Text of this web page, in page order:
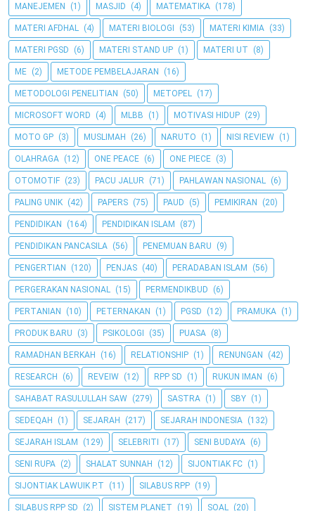
MANEJEMEN (1) MASJID (4) MATEMATIKA (178)
MATERI AFDHAL (4) MATERI BIOLOGI (53) MATERI KIMIA (33)
MATERI PGSD (6) MATERI STAND UP (1) MATERI UT (8)
ME (2) METODE PEMBELAJARAN (16)
METODOLOGI PENELITIAN (50) METOPEL (17)
MICROSOFT WORD (4) MLBB (1) MOTIVASI HIDUP (29)
MOTO GP (3) MUSLIMAH (26) NARUTO (1) NISI REVIEW (1)
OLAHRAGA (12) ONE PEACE (6) ONE PIECE (3)
OTOMOTIF (23) PACU JALUR (71) PAHLAWAN NASIONAL (6)
PALING UNIK (42) PAPERS (75) PAUD (5) PEMIKIRAN (20)
PENDIDIKAN (164) PENDIDIKAN ISLAM (87)
PENDIDIKAN PANCASILA (56) PENEMUAN BARU (9)
PENGERTIAN (120) PENJAS (40) PERADABAN ISLAM (56)
PERGERAKAN NASIONAL (15) PERMENDIKBUD (6)
PERTANIAN (10) PETERNAKAN (1) PGSD (12) PRAMUKA (1)
PRODUK BARU (3) PSIKOLOGI (35) PUASA (8)
RAMADHAN BERKAH (16) RELATIONSHIP (1) RENUNGAN (42)
RESEARCH (6) REVEIW (12) RPP SD (1) RUKUN IMAN (6)
SAHABAT RASULULLAH SAW (279) SASTRA (1) SBY (1)
SEDEQAH (1) SEJARAH (217) SEJARAH INDONESIA (132)
SEJARAH ISLAM (129) SELEBRITI (17) SENI BUDAYA (6)
SENI RUPA (2) SHALAT SUNNAH (12) SIJONTIAK FC (1)
SIJONTIAK LAWUIK P.T (11) SILABUS RPP (19)
SILABUS RPP SD (2) SISTEM PLANET (19) SOAL (20)